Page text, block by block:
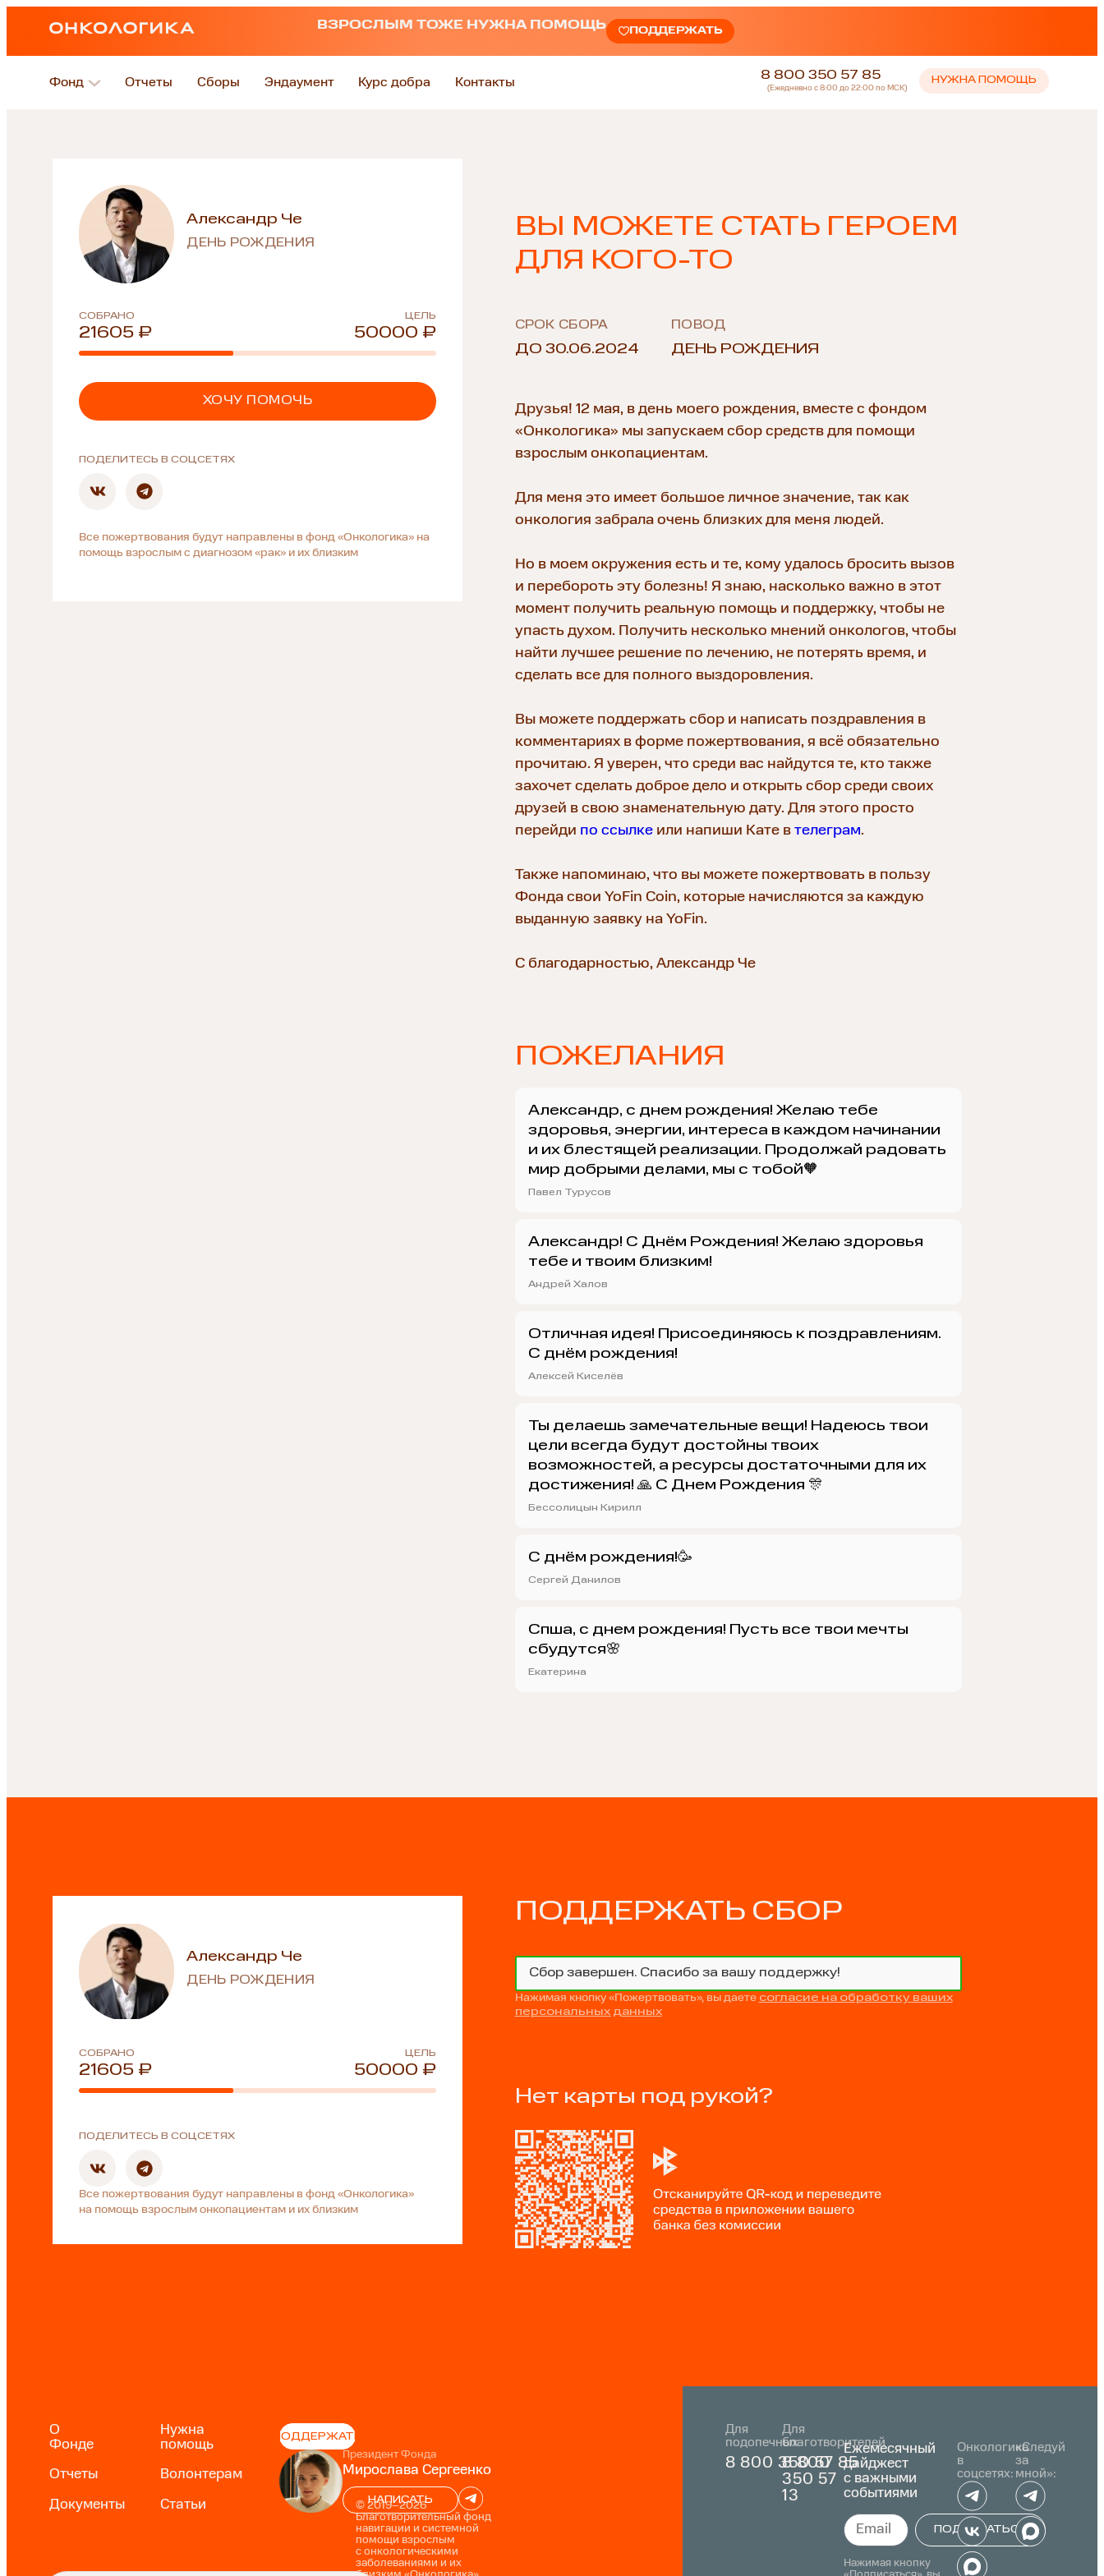
ВЗРОСЛЫМ ТОЖЕ НУЖНА ПОМОЩЬ ПОДДЕРЖАТЬ
Фонд Отчеты Сборы Эндаумент Курс добра Контакты
8 800 350 57 85
(Ежедневно с 8:00 до 22:00 по МСК)
НУЖНА ПОМОЩЬ
Александр Че
ДЕНЬ РОЖДЕНИЯ
СОБРАНО ЦЕЛЬ
21605 ₽ 50000 ₽
ХОЧУ ПОМОЧЬ
ПОДЕЛИТЕСЬ В СОЦСЕТЯХ
Все пожертвования будут направлены в фонд «Онкологика» на
помощь взрослым с диагнозом «рак» и их близким
ВЫ МОЖЕТЕ СТАТЬ ГЕРОЕМ
ДЛЯ КОГО-ТО
СРОК СБОРА
ДО 30.06.2024
ПОВОД
ДЕНЬ РОЖДЕНИЯ
Друзья! 12 мая, в день моего рождения, вместе с фондом
«Онкологика» мы запускаем сбор средств для помощи
взрослым онкопациентам.
Для меня это имеет большое личное значение, так как
онкология забрала очень близких для меня людей.
Но в моем окружения есть и те, кому удалось бросить вызов
и перебороть эту болезнь! Я знаю, насколько важно в этот
момент получить реальную помощь и поддержку, чтобы не
упасть духом. Получить несколько мнений онкологов, чтобы
найти лучшее решение по лечению, не потерять время, и
сделать все для полного выздоровления.
Вы можете поддержать сбор и написать поздравления в
комментариях в форме пожертвования, я всё обязательно
прочитаю. Я уверен, что среди вас найдутся те, кто также
захочет сделать доброе дело и открыть сбор среди своих
друзей в свою знаменательную дату. Для этого просто
перейди по ссылкеили напиши Кате в телеграм.
Также напоминаю, что вы можете пожертвовать в пользу
Фонда свои YoFin Coin, которые начисляются за каждую
выданную заявку на YoFin.
С благодарностью, Александр Че
ПОЖЕЛАНИЯ
Александр, с днем рождения! Желаю тебе
здоровья, энергии, интереса в каждом начинании
и их блестящей реализации. Продолжай радовать
мир добрыми делами, мы с тобой🧡
Павел Турусов
Александр! С Днём Рождения! Желаю здоровья
тебе и твоим близким!
Андрей Халов
Отличная идея! Присоединяюсь к поздравлениям.
С днём рождения!
Алексей Киселёв
Ты делаешь замечательные вещи! Надеюсь твои
цели всегда будут достойны твоих
возможностей, а ресурсы достаточными для их
достижения! 🙏 С Днем Рождения 🎊
Бессолицын Кирилл
С днём рождения!🥳
Сергей Данилов
Спша, с днем рождения! Пусть все твои мечты
сбудутся🌸
Екатерина
Александр Че
ДЕНЬ РОЖДЕНИЯ
СОБРАНО ЦЕЛЬ
21605 ₽ 50000 ₽
ПОДЕЛИТЕСЬ В СОЦСЕТЯХ
Все пожертвования будут направлены в фонд «Онкологика»
на помощь взрослым онкопациентам и их близким
ПОДДЕРЖАТЬ СБОР
Сбор завершен. Спасибо за вашу поддержку!
Нажимая кнопку «Пожертвовать», вы даете согласие на обработку ваших
персональных данных
Нет карты под рукой?
О
Фонде
Отчеты
Документы
Нужна
помощь
Волонтерам
Статьи
ПОДДЕРЖАТЬ
Президент Фонда
Мирослава Сергеенко
НАПИСАТЬ
© 2019–2026
Благотворительный фонд
навигации и системной
помощи взрослым
с онкологическими
заболеваниями и их
Для
подопечных
8 800 350 57 85
Для
благотворителей
8 800
350 57
13
Ежемесячный
дайджест
с важными
событиями
ПОДПИСАТЬСЯ
Нажимая кнопку
Онкологика
в
соцсетях:
«Следуй
за
мной»: